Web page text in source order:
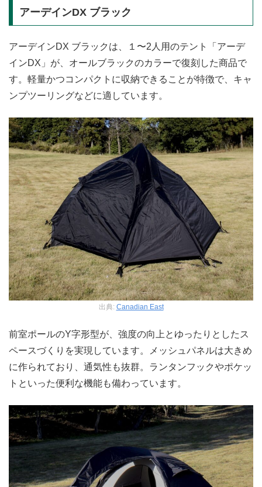
アーデインDX ブラック
アーデインDX ブラックは、１〜2人用のテント「アーデ
インDX」が、オールブラックのカラーで復刻した商品で
す。軽量かつコンパクトに収納できることが特徴で、キャ
ンプツーリングなどに適しています。
出典: Canadian East
前室ポールのY字形型が、強度の向上とゆったりとしたス
ペースづくりを実現しています。メッシュパネルは大きめ
に作られており、通気性も抜群。ランタンフックやポケッ
トといった便利な機能も備わっています。